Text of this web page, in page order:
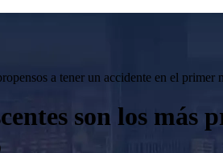
a tener un accidente en el
son los más